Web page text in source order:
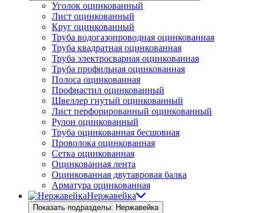
Уголок оцинкованный
Лист оцинкованный
Круг оцинкованный
Труба водогазопроводная оцинкованная
Труба квадратная оцинкованная
Труба электросварная оцинкованная
Труба профильная оцинкованная
Полоса оцинкованная
Профнастил оцинкованный
Швеллер гнутый оцинкованный
Лист перфорированный оцинкованный
Рулон оцинкованный
Труба оцинкованная бесшовная
Проволока оцинкованная
Сетка оцинкованная
Оцинкованная лента
Оцинкованная двутавровая балка
Арматура оцинкованная
Нержавейка
Показать подразделы: Нержавейка